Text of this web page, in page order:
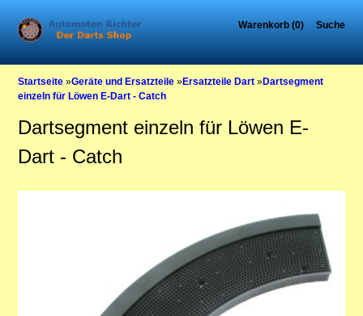
Warenkorb (0) Suche
Startseite »Geräte und Ersatzteile »Ersatzteile Dart »Dartsegment
einzeln für Löwen E-Dart - Catch
Dartsegment einzeln für Löwen E-
Dart - Catch